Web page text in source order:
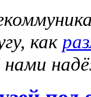
как
нами